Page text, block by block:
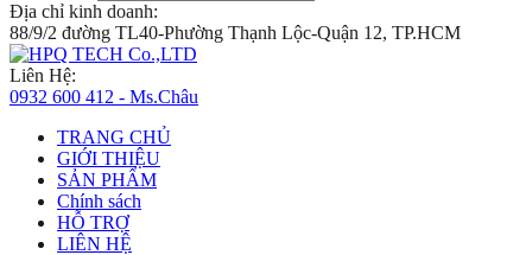
Địa chỉ kinh doanh:
88/9/2 đường TL40-Phường Thạnh Lộc-Quận 12, TP.HCM
Liên Hệ:
0932 600 412 - Ms.Châu
TRANG CHỦ
GIỚI THIỆU
SẢN PHẨM
Chính sách
HỖ TRỢ
LIÊN HỆ